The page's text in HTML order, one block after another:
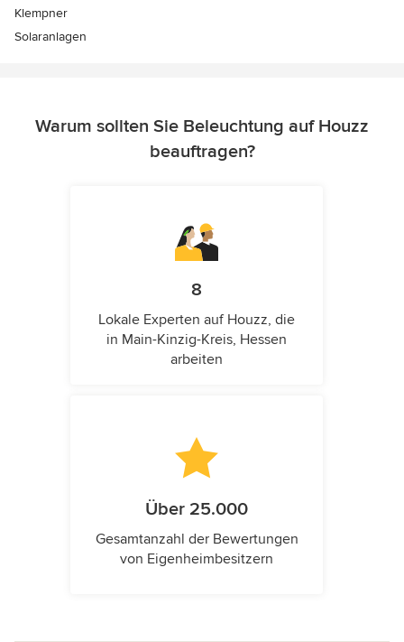
Klempner
Solaranlagen
Warum sollten Sie Beleuchtung auf Houzz
beauftragen?
8
Lokale Experten auf Houzz, die
in Main-Kinzig-Kreis, Hessen
arbeiten
Über 25.000
Gesamtanzahl der Bewertungen
von Eigenheimbesitzern